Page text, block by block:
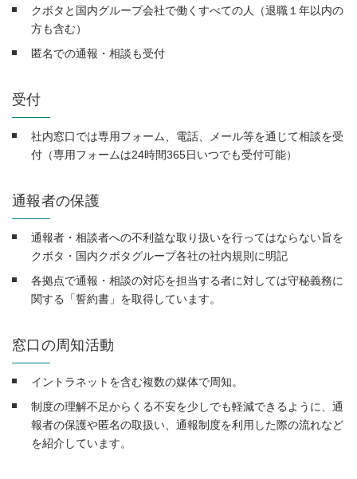
クボタと国内グループ会社で働くすべての人（退職１年以内の
方も含む）
匿名での通報・相談も受付
受付
社内窓口では専用フォーム、電話、メール等を通じて相談を受
付（専用フォームは24時間365日いつでも受付可能）
通報者の保護
通報者・相談者への不利益な取り扱いを行ってはならない旨を
クボタ・国内クボタグループ各社の社内規則に明記
各拠点で通報・相談の対応を担当する者に対しては守秘義務に
関する「誓約書」を取得しています。
窓口の周知活動
イントラネットを含む複数の媒体で周知。
制度の理解不足からくる不安を少しでも軽減できるように、通
報者の保護や匿名の取扱い、通報制度を利用した際の流れなど
を紹介しています。